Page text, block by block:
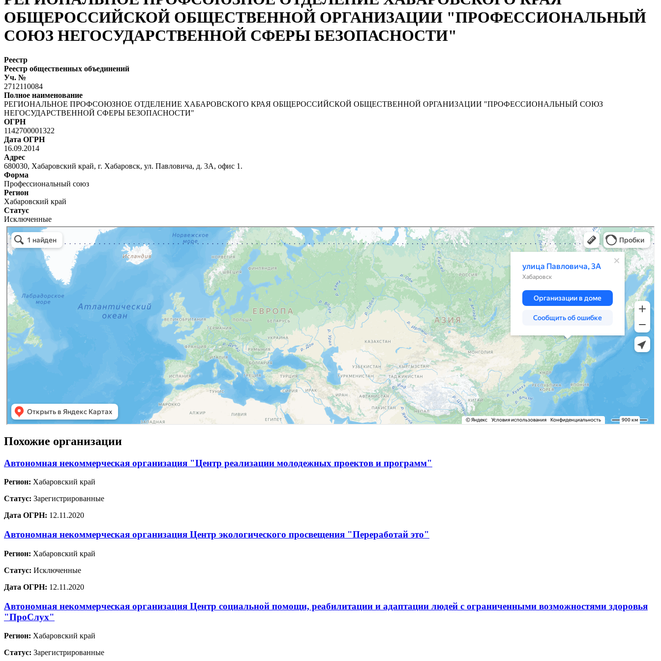
ОБЩЕРОССИЙСКОЙ ОБЩЕСТВЕННОЙ ОРГАНИЗАЦИИ "ПРОФЕССИОНАЛЬНЫЙ
СОЮЗ НЕГОСУДАРСТВЕННОЙ СФЕРЫ БЕЗОПАСНОСТИ"
Реестр
Реестр общественных объединений
Уч. №
2712110084
Полное наименование
РЕГИОНАЛЬНОЕ ПРОФСОЮЗНОЕ ОТДЕЛЕНИЕ ХАБАРОВСКОГО КРАЯ ОБЩЕРОССИЙСКОЙ ОБЩЕСТВЕННОЙ ОРГАНИЗАЦИИ "ПРОФЕССИОНАЛЬНЫЙ СОЮЗ
НЕГОСУДАРСТВЕННОЙ СФЕРЫ БЕЗОПАСНОСТИ"
ОГРН
1142700001322
Дата ОГРН
16.09.2014
Адрес
680030, Хабаровский край, г. Хабаровск, ул. Павловича, д. 3А, офис 1.
Форма
Профессиональный союз
Регион
Хабаровский край
Статус
Исключенные
Похожие организации
Автономная некоммерческая организация "Центр реализации молодежных проектов и программ"
Регион: Хабаровский край
Статус: Зарегистрированные
Дата ОГРН: 12.11.2020
Автономная некоммерческая организация Центр экологического просвещения "Переработай это"
Регион: Хабаровский край
Статус: Исключенные
Дата ОГРН: 12.11.2020
Автономная некоммерческая организация Центр социальной помощи, реабилитации и адаптации людей с ограниченными возможностями здоровья
"ПроСлух"
Регион: Хабаровский край
Статус: Зарегистрированные